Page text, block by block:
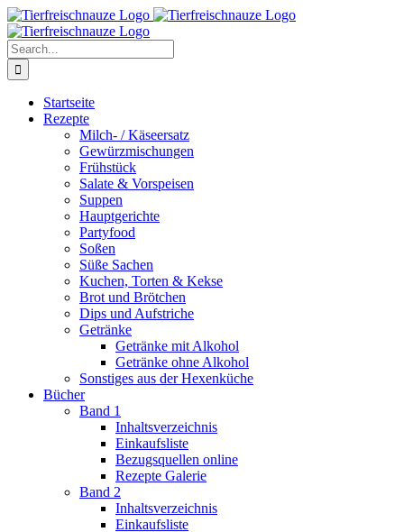
Skip
to
content
Facebook
YouTube
X
Pinterest
Instagram
Search
for:
Startseite
Rezepte
Milch- / Käseersatz
Gewürzmischungen
Frühstück
Salate & Vorspeisen
Suppen
Hauptgerichte
Partyfood
Soßen
Süße Sachen
Kuchen, Torten & Kekse
Brot und Brötchen
Dips und Aufstriche
Getränke
Getränke mit Alkohol
Getränke ohne Alkohol
Sonstiges aus der Hexenküche
Bücher
Band 1
Inhaltsverzeichnis
Einkaufsliste
Bezugsquellen online
Rezepte Galerie
Band 2
Inhaltsverzeichnis
Einkaufsliste